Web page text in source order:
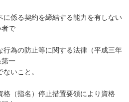
る契約を締結する能力を有しない
者で
の防止等に関する法律（平成三年
第一
こと。
指名）停止措置要領により資格